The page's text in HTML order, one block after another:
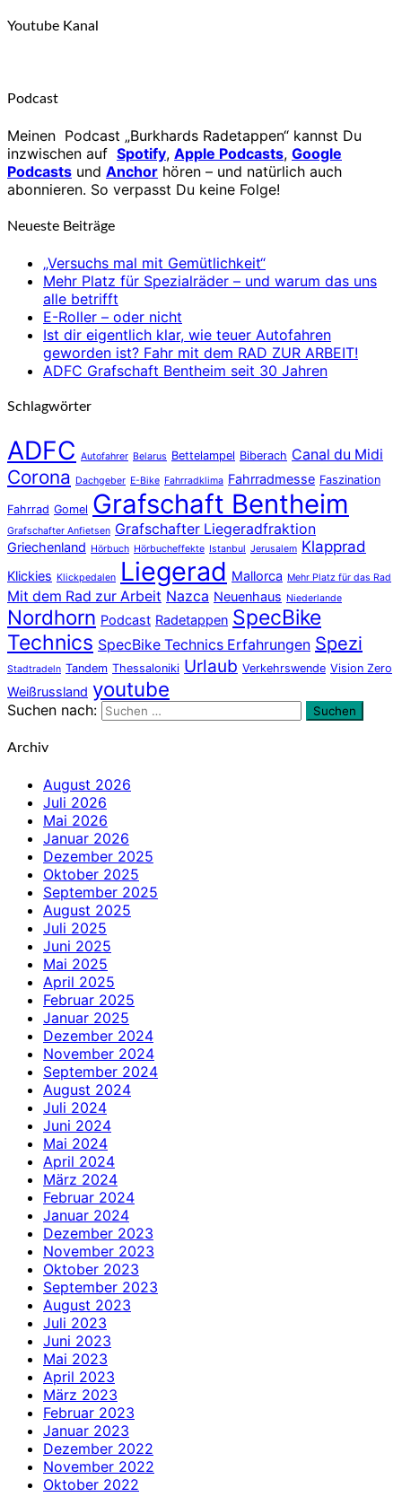
Youtube Kanal
Podcast
Meinen Podcast „Burkhards Radetappen“ kannst Du
inzwischen auf Spotify, Apple Podcasts, Google
Podcasts und Anchor hören – und natürlich auch
abonnieren. So verpasst Du keine Folge!
Neueste Beiträge
„Versuchs mal mit Gemütlichkeit“
Mehr Platz für Spezialräder – und warum das uns
alle betrifft
E-Roller – oder nicht
Ist dir eigentlich klar, wie teuer Autofahren
geworden ist? Fahr mit dem RAD ZUR ARBEIT!
ADFC Grafschaft Bentheim seit 30 Jahren
Schlagwörter
ADFC Autofahrer Belarus Bettelampel Biberach Canal du Midi
Corona Dachgeber E-Bike Fahrradklima Fahrradmesse Faszination
Fahrrad Gomel Grafschaft Bentheim
Grafschafter Anfietsen Grafschafter Liegeradfraktion
Griechenland Hörbuch Hörbucheffekte Istanbul Jerusalem Klapprad
Klickies Klickpedalen Liegerad Mallorca Mehr Platz für das Rad
Mit dem Rad zur Arbeit Nazca Neuenhaus Niederlande
Nordhorn Podcast Radetappen SpecBike
Technics SpecBike Technics Erfahrungen Spezi
Stadtradeln Tandem Thessaloniki Urlaub Verkehrswende Vision Zero
Weißrussland youtube
Suchen nach: Suchen
Archiv
August 2026
Juli 2026
Mai 2026
Januar 2026
Dezember 2025
Oktober 2025
September 2025
August 2025
Juli 2025
Juni 2025
Mai 2025
April 2025
Februar 2025
Januar 2025
Dezember 2024
November 2024
September 2024
August 2024
Juli 2024
Juni 2024
Mai 2024
April 2024
März 2024
Februar 2024
Januar 2024
Dezember 2023
November 2023
Oktober 2023
September 2023
August 2023
Juli 2023
Juni 2023
Mai 2023
April 2023
März 2023
Februar 2023
Januar 2023
Dezember 2022
November 2022
Oktober 2022